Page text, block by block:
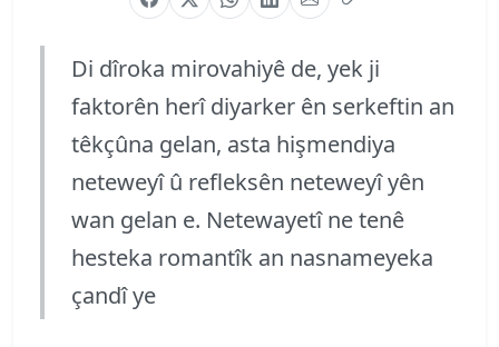
Di dîroka mirovahiyê de, yek ji
faktorên herî diyarker ên serkeftin an
têkçûna gelan, asta hişmendiya
neteweyî û refleksên neteweyî yên
wan gelan e. Netewayetî ne tenê
hesteka romantîk an nasnameyeka
çandî ye